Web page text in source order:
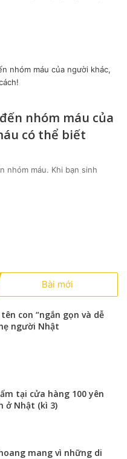
nhóm máu của
có thể biết
nhóm máu. Khi bạn sinh
Bài mới
con “ngắn gọn và dễ
người Nhật
tại cửa hàng 100 yên
ở Nhật (kì 3)
mang vì những di